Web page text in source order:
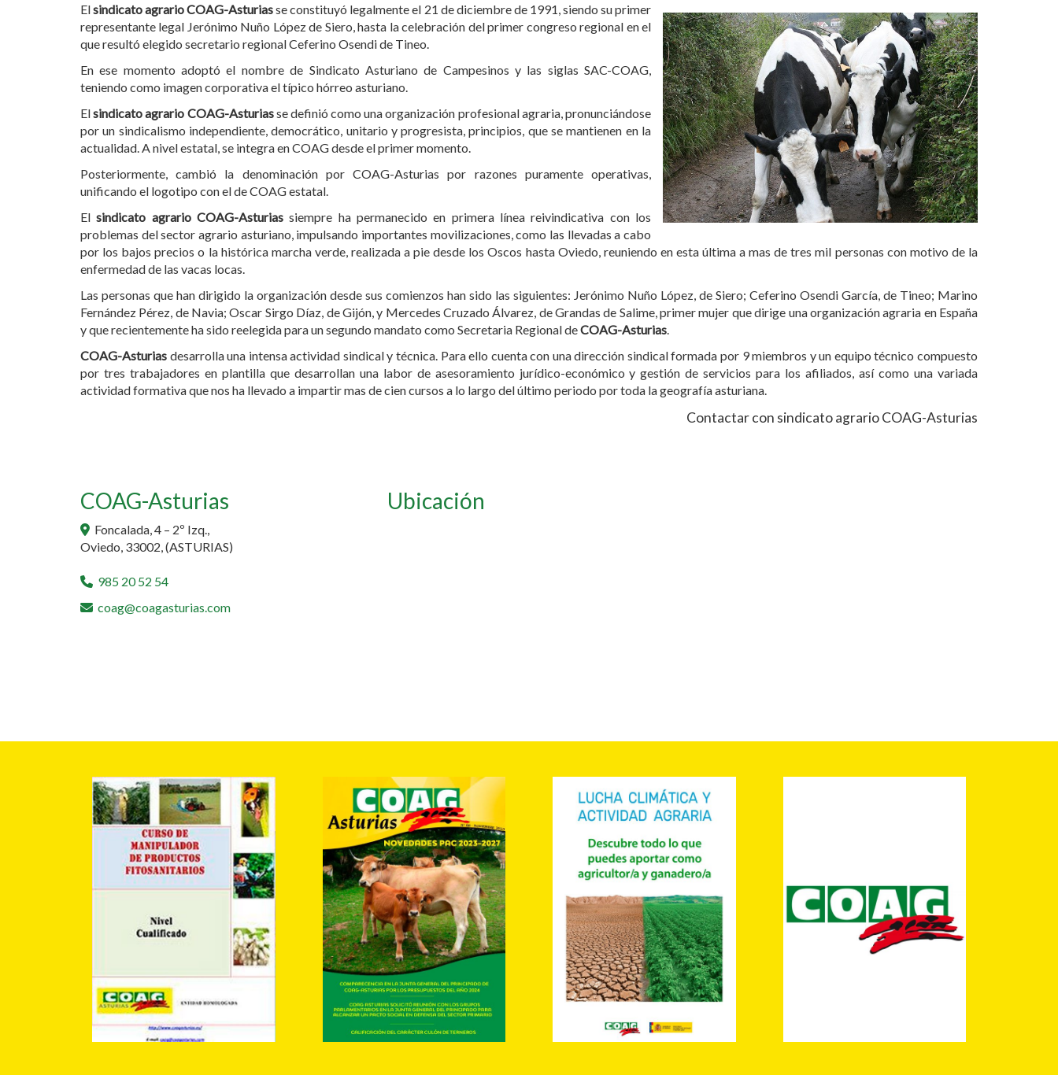
Elsindicato agrario COAG-Asturiasse constituyó legalmente el 21 de diciembre de 1991, siendo su primer
representante legal Jerónimo Nuño López de Siero, hasta la celebración del primer congreso regional en el
que resultó elegido secretario regional Ceferino Osendi de Tineo.
En ese momento adoptó el nombre de Sindicato Asturiano de Campesinos y las siglas SAC-COAG,
teniendo como imagen corporativa el típico hórreo asturiano.
Elsindicato agrario COAG-Asturiasse definió como una organización profesional agraria, pronunciándose
por un sindicalismo independiente, democrático, unitario y progresista, principios, que se mantienen en la
actualidad. A nivel estatal, se integra en COAG desde el primer momento.
Posteriormente, cambió la denominación por COAG-Asturias por razones puramente operativas,
unificando el logotipo con el de COAG estatal.
Elsindicato agrario COAG-Asturias siempre ha permanecido en primera línea reivindicativa con los
problemas del sector agrario asturiano, impulsando importantes movilizaciones, como las llevadas a cabo
por los bajos precios o la histórica marcha verde, realizada a pie desde los Oscos hasta Oviedo, reuniendo en esta última a mas de tres mil personas con motivo de la
enfermedad de las vacas locas.
Las personas que han dirigido la organización desde sus comienzos han sido las siguientes: Jerónimo Nuño López, de Siero; Ceferino Osendi García, de Tineo; Marino
Fernández Pérez, de Navia; Oscar Sirgo Díaz, de Gijón, y Mercedes Cruzado Álvarez, de Grandas de Salime, primer mujer que dirige una organización agraria en España
y que recientemente ha sido reelegida para un segundo mandato como Secretaria Regional deCOAG-Asturias.
COAG-Asturias desarrolla una intensa actividad sindical y técnica. Para ello cuenta con una dirección sindical formada por 9 miembros y un equipo técnico compuesto
por tres trabajadores en plantilla que desarrollan una labor de asesoramiento jurídico-económico y gestión de servicios para los afiliados, así como una variada
actividad formativa que nos ha llevado a impartir mas de cien cursos a lo largo del último periodo por toda la geografía asturiana.
Contactar con sindicato agrarioCOAG-Asturias
COAG-Asturias
Foncalada, 4 – 2º Izq.,
Oviedo, 33002,(ASTURIAS)
985 20 52 54
coag
coagasturias.com
Ubicación